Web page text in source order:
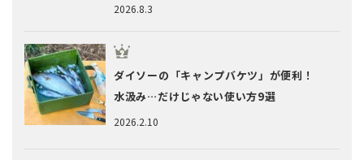
2026.8.3
2026.2.10
ダイソーの「キャンプバケツ」が便利！
水汲み…だけじゃない使い方9選